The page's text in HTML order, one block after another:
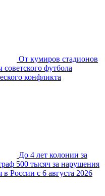
От кумиров стадионов
футбола
конфликта
До 4 лет колонии за
500 тысяч за нарушения
России с 6 августа 2026